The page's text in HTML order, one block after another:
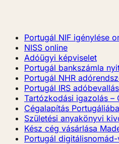
Portugál NIF igénylése
NISS online
Adóügyi képviselet
Portugál bankszámla
Portugál NHR
Portugál IRS adóbevallás
Tartózkodási igazolás –
Cégalapítás
Születési anyakönyvi
Kész cég vásárlása
Portugál